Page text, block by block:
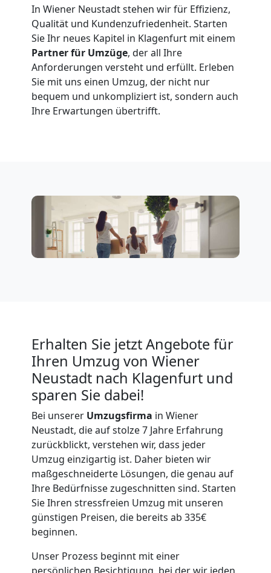
In Wiener Neustadt stehen wir für Effizienz,
Qualität und Kundenzufriedenheit. Starten
Sie Ihr neues Kapitel in Klagenfurt mit einem
Partner für Umzüge, der all Ihre
Anforderungen versteht und erfüllt. Erleben
Sie mit uns einen Umzug, der nicht nur
bequem und unkompliziert ist, sondern auch
Ihre Erwartungen übertrifft.
Erhalten Sie jetzt Angebote für
Ihren Umzug von Wiener
Neustadt nach Klagenfurt und
sparen Sie dabei!
Bei unserer Umzugsfirma in Wiener
Neustadt, die auf stolze 7 Jahre Erfahrung
zurückblickt, verstehen wir, dass jeder
Umzug einzigartig ist. Daher bieten wir
maßgeschneiderte Lösungen, die genau auf
Ihre Bedürfnisse zugeschnitten sind. Starten
Sie Ihren stressfreien Umzug mit unseren
günstigen Preisen, die bereits ab 335€
beginnen.
Unser Prozess beginnt mit einer
Full-
Service-
Umzug
Wiener
Qualitäts-
Umzüge
Wiener
Vereinsumzug
Wiener
Neustadt
Anfrage
Möbeltransport
National
Möbeltransport